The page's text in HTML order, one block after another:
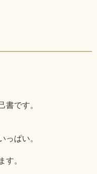
書です。
っぱい。
す。